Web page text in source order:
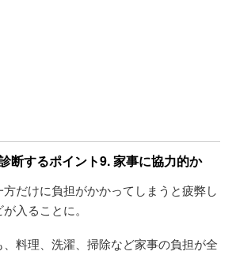
断するポイント9. 家事に協力的か
だけに負担がかかってしまうと疲弊し
入ることに。
料理、洗濯、掃除など家事の負担が全